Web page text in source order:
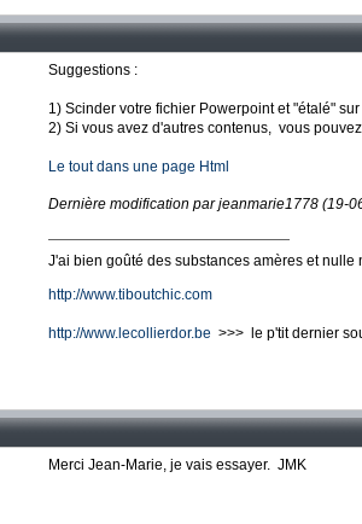
Suggestions :
1) Scinder votre fichier Powerpoint et "étalé"
2) Si vous avez d'autres contenus, vous
Le tout dans une page Html
Dernière modification par jeanmarie1778 (19-
J'ai bien goûté des substances amères et
http://www.tiboutchic.com
http://www.lecollierdor.be >>> le p'tit dernier
Merci Jean-Marie, je vais essayer. JMK